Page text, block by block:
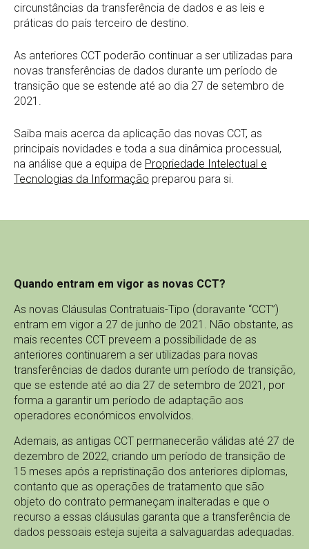
circunstâncias da transferência de dados e as leis e
práticas do país terceiro de destino.
As anteriores CCT poderão continuar a ser utilizadas para
novas transferências de dados durante um período de
transição que se estende até ao dia 27 de setembro de
2021.
Saiba mais acerca da aplicação das novas CCT, as
principais novidades e toda a sua dinâmica processual,
na análise que a equipa de Propriedade Intelectual e
Tecnologias da Informação preparou para si.
Quando entram em vigor as novas CCT?
As novas Cláusulas Contratuais-Tipo (doravante “CCT”)
entram em vigor a 27 de junho de 2021. Não obstante, as
mais recentes CCT preveem a possibilidade de as
anteriores continuarem a ser utilizadas para novas
transferências de dados durante um período de transição,
que se estende até ao dia 27 de setembro de 2021, por
forma a garantir um período de adaptação aos
operadores económicos envolvidos.
Ademais, as antigas CCT permanecerão válidas até 27 de
dezembro de 2022, criando um período de transição de
15 meses após a repristinação dos anteriores diplomas,
contanto que as operações de tratamento que são
objeto do contrato permaneçam inalteradas e que o
recurso a essas cláusulas garanta que a transferência de
dados pessoais esteja sujeita a salvaguardas adequadas.